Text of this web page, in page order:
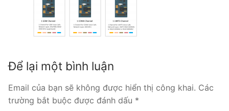
Tổng đài VoIP Yeastar S50
Tổng đài VoIP Yeastar S100
HOSTED PHONE SYSTEM
Tổng đài Yeastar Cloud
Để lại một bình luận
Email của bạn sẽ không được hiển thị công khai. Các
trường bắt buộc được đánh dấu *